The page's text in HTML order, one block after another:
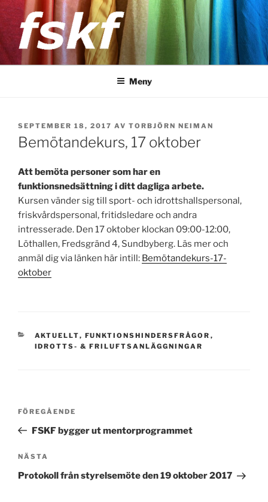
Hoppa
till
innehåll
FSKF
Föreningen Storstockholms kultur- och fritidschefer
Meny
PUBLICERAT
SEPTEMBER 18, 2017 AV TORBJÖRN NEIMAN
Bemötandekurs, 17 oktober
Att bemöta personer som har en
funktionsnedsättning i ditt dagliga arbete.
Kursen vänder sig till sport- och idrottshallspersonal,
friskvårdspersonal, fritidsledare och andra
intresserade. Den 17 oktober klockan 09:00-12:00,
Löthallen, Fredsgränd 4, Sundbyberg. Läs mer och
anmäl dig via länken här intill: Bemötandekurs-17-
oktober
KATEGORIER
AKTUELLT, FUNKTIONSHINDERSFRÅGOR ,
IDROTTS- & FRILUFTSANLÄGGNINGAR
Inläggsnavigering
Föregående
inlägg
FÖREGÅENDE
FSKF bygger ut mentorprogrammet
Nästa
inlägg
NÄSTA
Protokoll från styrelsemöte den 19 oktober 2017